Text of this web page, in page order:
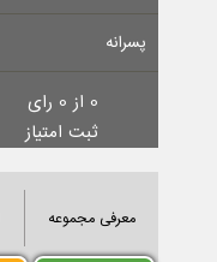
پسرانه
0 از 0 رای
ثبت امتیاز
معرفی مجموعه